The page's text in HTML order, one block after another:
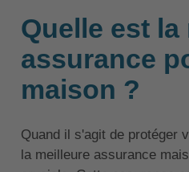
Quelle est la
assurance
maison ?
Quand il s'agit de protéger
la meilleure assurance